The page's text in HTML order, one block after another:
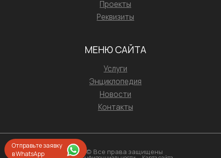
Отправьте заявку
в WhatsApp
Проекты
Реквизиты
МЕНЮ САЙТА
Услуги
Энциклопедия
Новости
Контакты
2026 © Все права защищены